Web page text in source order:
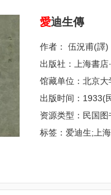
愛迪生傳
作者： 伍況甫(譯)
出版社：上海書店
馆藏单位：北京大
出版时间：1933(
资源类型：民国图
标签：爱迪生;上